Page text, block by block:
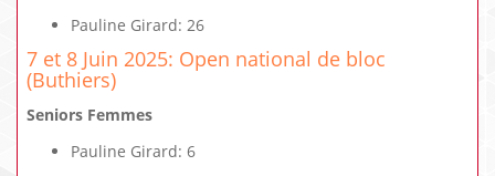
Pauline Girard: 26
7 et 8 Juin 2025: Open national de bloc
(Buthiers)
Seniors Femmes
Pauline Girard: 6